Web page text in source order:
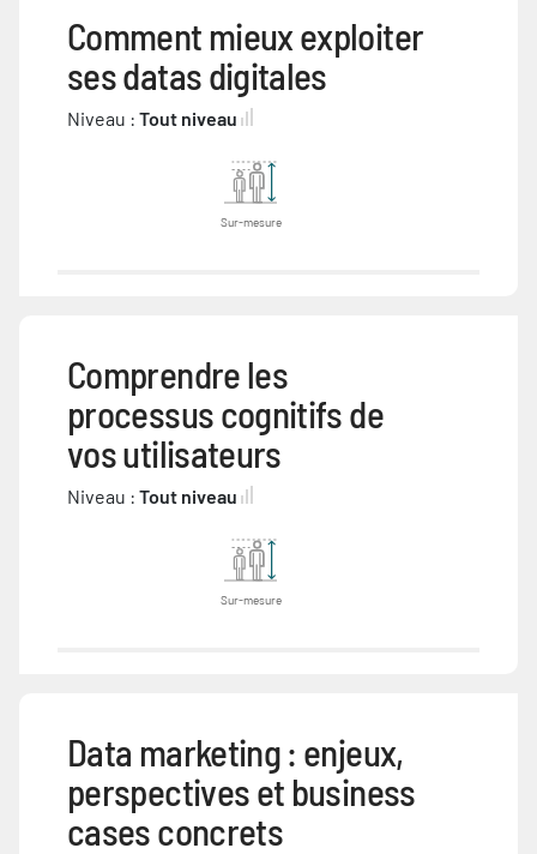
Comment mieux exploiter
ses datas digitales
Niveau : Tout niveau
Sur-mesure
Comprendre les
processus cognitifs de
vos utilisateurs
Niveau : Tout niveau
Sur-mesure
Data marketing : enjeux,
perspectives et business
cases concrets